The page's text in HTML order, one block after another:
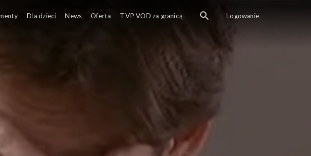
Dla dzieci News Oferta TVP VOD za granicą Logowanie